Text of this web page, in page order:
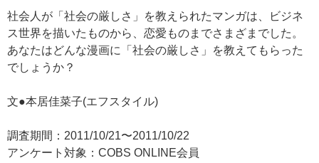
社会人が「社会の厳しさ」を教えられたマンガは、ビジネ
ス世界を描いたものから、恋愛ものまでさまざまでした。
あなたはどんな漫画に「社会の厳しさ」を教えてもらった
でしょうか？
文●本居佳菜子(エフスタイル)
調査期間：2011/10/21〜2011/10/22
アンケート対象：COBS ONLINE会員